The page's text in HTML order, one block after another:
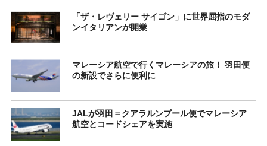
「ザ・レヴェリー サイゴン」に世界屈指のモダ
ンイタリアンが開業
マレーシア航空で行くマレーシアの旅！ 羽田便
の新設でさらに便利に
JALが羽田＝クアラルンプール便でマレーシア
航空とコードシェアを実施